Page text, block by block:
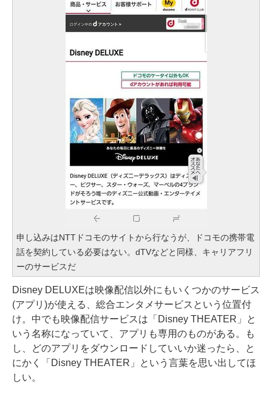
申し込みはNTTドコモのサイトから行なうが、ドコモの携帯電
話を契約している必要はない。dTVなどと同様、キャリアフリ
ーのサービスだ
Disney DELUXEは映像配信以外にもいくつかのサービス
(アプリ)が使える、総合エンタメサービスという位置付
け。中でも映像配信サービスは「Disney THEATER」と
いう名称になっていて、アプリも専用のものがある。も
し、どのアプリをダウンロードしていいか迷ったら、と
にかく「Disney THEATER」という言葉を思い出してほ
しい。